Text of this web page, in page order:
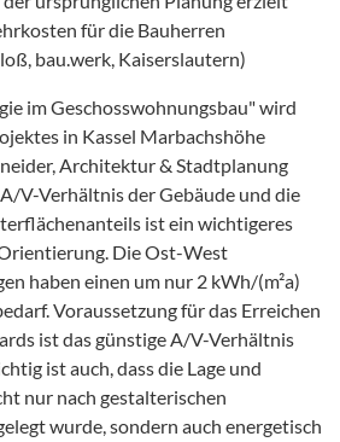
für die Bauherren
bau.werk, Kaiserslautern)
im Geschosswohnungsbau" wird
in Kassel Marbachshöhe
Architektur & Stadtplanung
V-Verhältnis der Gebäude und die
ist ein wichtigeres
Die Ost-West
haben einen um nur 2 kWh/(m²a)
Voraussetzung für das Erreichen
ist das günstige A/V-Verhältnis
ist auch, dass die Lage und
nur nach gestalterischen
wurde, sondern auch energetisch